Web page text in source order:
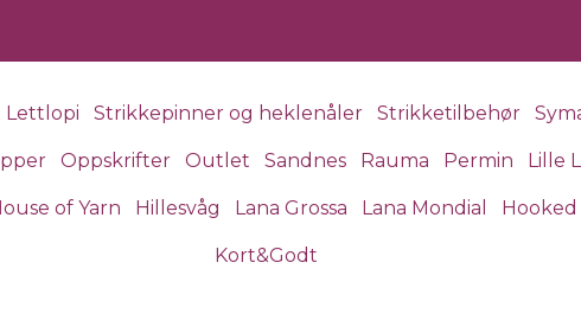
Lettlopi Strikkepinner og heklenåler Strikketilbehør
Oppskrifter Outlet Sandnes Rauma Permin Lille
of Yarn Hillesvåg Lana Grossa Lana Mondial
Kort&Godt